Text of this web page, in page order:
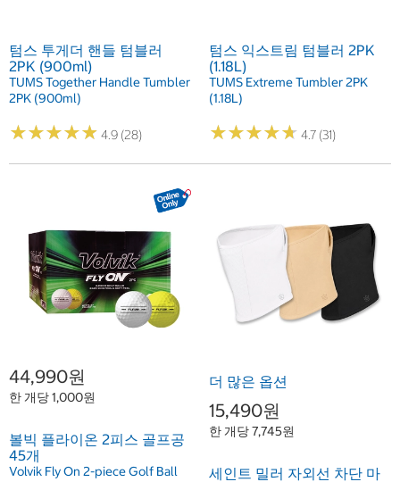
텀스 투게더 핸들 텀블러
2PK (900ml)
TUMS Together Handle Tumbler
2PK (900ml)
★★★★★
★★★★★ 4.9 (28)
텀스 익스트림 텀블러 2PK
(1.18L)
TUMS Extreme Tumbler 2PK
(1.18L)
★★★★★
★★★★★ 4.7 (31)
44,990원
한 개당 1,000원
볼빅 플라이온 2피스 골프공
45개
Volvik Fly On 2-piece Golf Ball
더 많은 옵션
15,490원
한 개당 7,745원
세인트 밀러 자외선 차단 마